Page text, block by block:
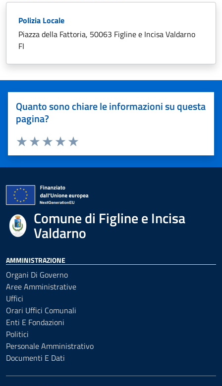
Polizia Locale
Piazza della Fattoria, 50063 Figline e Incisa Valdarno
FI
Quanto sono chiare le informazioni su questa
pagina?
Valuta 5 stelle su 5
Valuta 4 stelle su 5
Valuta 3 stelle su 5
Valuta 2 stelle su 5
Valuta 1 stelle su 5
Comune di Figline e Incisa
Valdarno
AMMINISTRAZIONE
Organi Di Governo
Aree Amministrative
Uffici
Orari Uffici Comunali
Enti E Fondazioni
Politici
Personale Amministrativo
Documenti E Dati